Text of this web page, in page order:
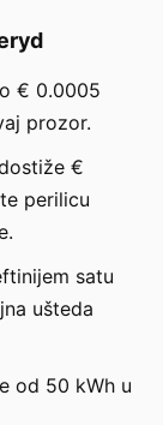
€ 0.0005
prozor.
€
perilicu
satu
ušteda
od 50 kWh u